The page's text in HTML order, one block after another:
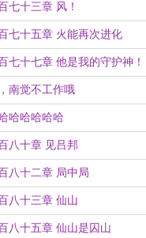
七十三章 风！
七十五章 火能再次进化
七十七章 他是我的守护神！
南觉不工作哦
哈哈哈哈哈
八十章 见吕邦
八十二章 局中局
八十三章 仙山
八十五章 仙山是囚山